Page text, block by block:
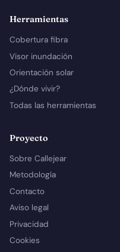
Herramientas
Cobertura fibra
Visor inundación
Orientación solar
¿Dónde vivir?
Todas las herramientas
Proyecto
Sobre Callejear
Metodología
Contacto
Aviso legal
Privacidad
Cookies